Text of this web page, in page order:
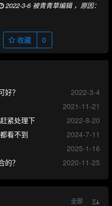
2022-3-6 被青青草编辑 ，原因：
收藏 0
好？
2022-3-4
2021-11-21
紧处理下
2022-8-20
看不到
2024-7-11
2025-1-16
的？
2020-11-25
全部